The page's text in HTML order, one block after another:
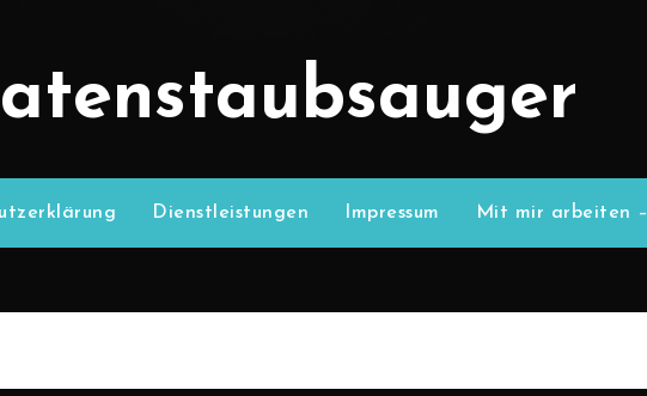
Dienstleistungen Impressum Mit mir arbeiten